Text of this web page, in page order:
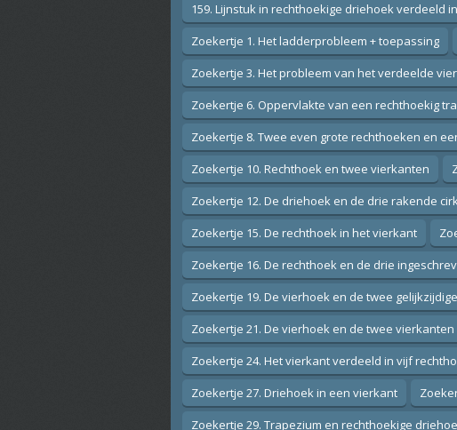
159. Lijnstuk in rechthoekige driehoek verdeeld
Zoekertje 1. Het ladderprobleem + toepassing
Zoekertje 3. Het probleem van het verdeelde
Zoekertje 6. Oppervlakte van een rechthoekig
Zoekertje 8. Twee even grote rechthoeken en
Zoekertje 10. Rechthoek en twee vierkanten
Zoekertje 12. De driehoek en de drie rakende
Zoekertje 15. De rechthoek in het vierkant
Zoekertje 16. De rechthoek en de drie
Zoekertje 19. De vierhoek en de twee
Zoekertje 21. De vierhoek en de twee vierkanten
Zoekertje 24. Het vierkant verdeeld in vijf
Zoekertje 27. Driehoek in een vierkant
Zoekertje 29. Trapezium en rechthoekige